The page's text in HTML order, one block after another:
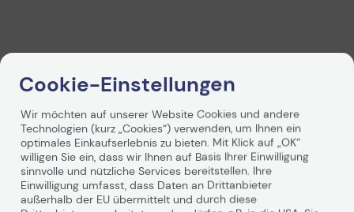
PDF-Datenblatt
Allgemein
Hersteller
Samsung
Herst. Art. Nr.
LH75BEAHLGUXEN
Cookie-Einstellungen
Wir möchten auf unserer Website Cookies und andere
Technologien (kurz „Cookies“) verwenden, um Ihnen ein
optimales Einkaufserlebnis zu bieten. Mit Klick auf „OK“
willigen Sie ein, dass wir Ihnen auf Basis Ihrer Einwilligung
sinnvolle und nützliche Services bereitstellen. Ihre
Einwilligung umfasst, dass Daten an Drittanbieter
außerhalb der EU übermittelt und durch diese